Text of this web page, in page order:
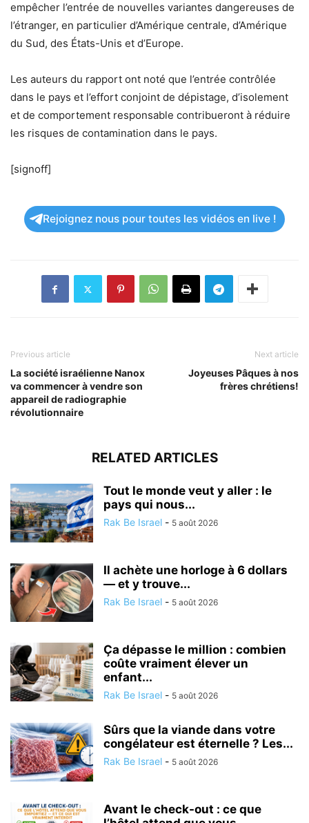
empêcher l’entrée de nouvelles variantes dangereuses de
l’étranger, en particulier d’Amérique centrale, d’Amérique
du Sud, des États-Unis et d’Europe.
Les auteurs du rapport ont noté que l’entrée contrôlée
dans le pays et l’effort conjoint de dépistage, d’isolement
et de comportement responsable contribueront à réduire
les risques de contamination dans le pays.
[signoff]
Rejoignez nous pour toutes les vidéos en live !
Previous article
La société israélienne Nanox
va commencer à vendre son
appareil de radiographie
révolutionnaire
Next article
Joyeuses Pâques à nos
frères chrétiens!
RELATED ARTICLES
Tout le monde veut y aller : le
pays qui nous...
Rak Be Israel - 5 août 2026
Il achète une horloge à 6 dollars
— et y trouve...
Rak Be Israel - 5 août 2026
Ça dépasse le million : combien
coûte vraiment élever un
enfant...
Rak Be Israel - 5 août 2026
Sûrs que la viande dans votre
congélateur est éternelle ? Les...
Rak Be Israel - 5 août 2026
Avant le check-out : ce que